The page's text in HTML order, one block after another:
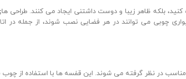
بلکه ظاهر زیبا و دوست داشتنی ایجاد می کنند. طراحی
چوبی می توانند در هر فضایی نصب شوند، از جمله در
در نظر گرفته می شوند. این قفسه ها با استفاده از چوب